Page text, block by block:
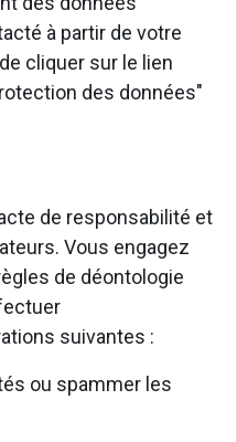
à partir de votre
cliquer sur le lien
des données"
de responsabilité et
Vous engagez
de déontologie
suivantes :
ou spammer les